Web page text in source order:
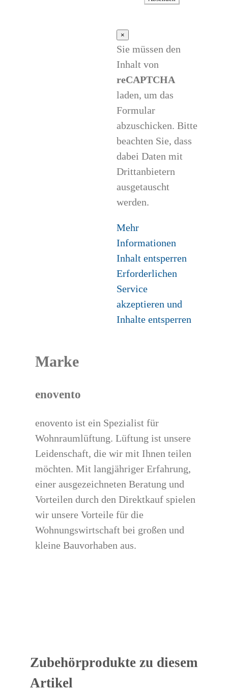
×
Sie müssen den
Inhalt von
reCAPTCHA
laden, um das
Formular
abzuschicken. Bitte
beachten Sie, dass
dabei Daten mit
Drittanbietern
ausgetauscht
werden.
Mehr
Informationen
Inhalt entsperren
Erforderlichen
Service
akzeptieren und
Inhalte entsperren
Marke
enovento
enovento ist ein Spezialist für
Wohnraumlüftung. Lüftung ist unsere
Leidenschaft, die wir mit Ihnen teilen
möchten. Mit langjähriger Erfahrung,
einer ausgezeichneten Beratung und
Vorteilen durch den Direktkauf spielen
wir unsere Vorteile für die
Wohnungswirtschaft bei großen und
kleine Bauvorhaben aus.
Zubehörprodukte zu diesem
Artikel